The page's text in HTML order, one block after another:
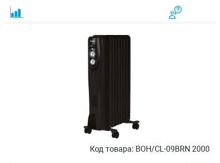
Код товара: BOH/CL-09BRN 2000